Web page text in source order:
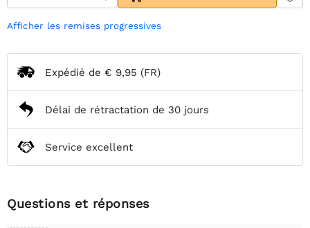
Afficher les remises progressives
Expédié de € 9,95 (FR)
Délai de rétractation de 30 jours
Service excellent
Questions et réponses